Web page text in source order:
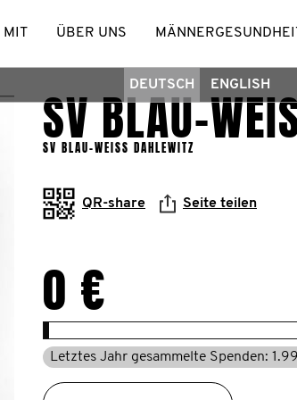
MIT ÜBER UNS
DEUTSCH ENGLISH
SV BLAU-
SV BLAU-WEISS DAHLEWITZ
QR-share Seite teilen
0 €
Letztes Jahr gesammelte Spenden: